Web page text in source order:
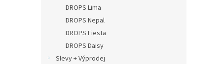
DROPS Lima
DROPS Nepal
DROPS Fiesta
DROPS Daisy
Slevy + Výprodej